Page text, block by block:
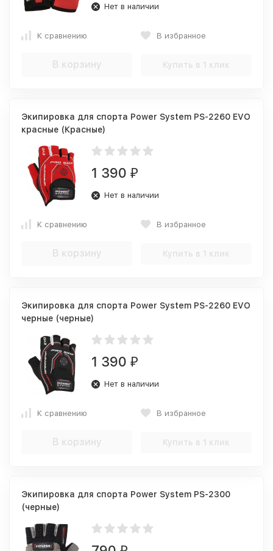
Нет в наличии
К сравнению В избранное
В корзину Купить в 1 клик
Экипировка для спорта Power System PS-2260 EVO
красные (Красные)
1 390 ₽
Нет в наличии
К сравнению В избранное
В корзину Купить в 1 клик
Экипировка для спорта Power System PS-2260 EVO
черные (черные)
1 390 ₽
Нет в наличии
К сравнению В избранное
В корзину Купить в 1 клик
Экипировка для спорта Power System PS-2300
(черные)